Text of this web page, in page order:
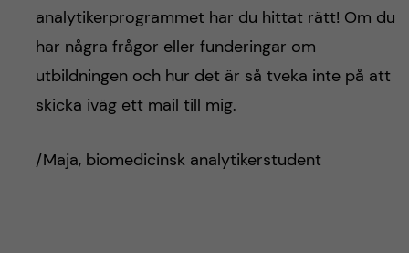
analytikerprogrammet har du hittat rätt! Om du
har några frågor eller funderingar om
utbildningen och hur det är så tveka inte på att
skicka iväg ett mail till mig.
/Maja, biomedicinsk analytikerstudent